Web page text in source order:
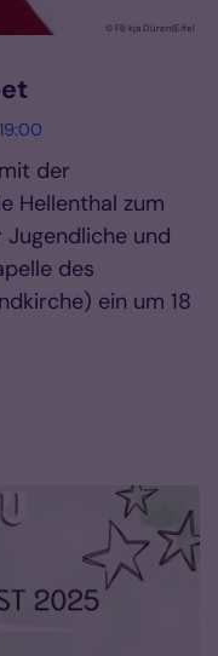
© FB kja Düren|Eifel
der
Hellenthal zum
und
des
ein um 18